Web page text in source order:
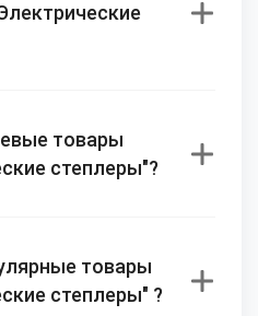
товары
степлеры"?
товары
степлеры" ?